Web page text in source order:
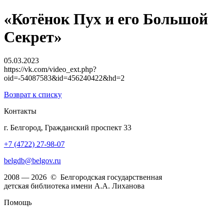
«Котёнок Пух и его Большой
Секрет»
05.03.2023
https://vk.com/video_ext.php?
oid=-54087583&id=456240422&hd=2
Возврат к списку
Контакты
г. Белгород, Гражданский проспект 33
+7 (4722) 27-98-07
belgdb@belgov.ru
2008 — 2026 © Белгородская государственная
детская библиотека имени А.А. Лиханова
Помощь